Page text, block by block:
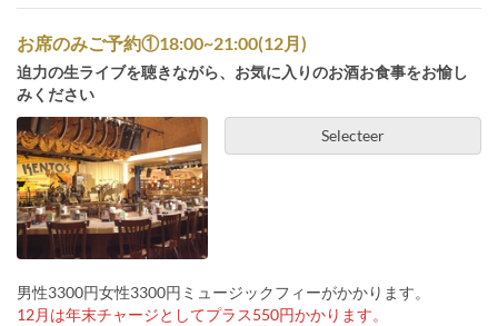
お席のみご予約①18:00~21:00(12月)
迫力の生ライブを聴きながら、お気に入りのお酒お食事をお愉し
みください
Selecteer
男性3300円女性3300円ミュージックフィーがかかります。
12月は年末チャージとしてプラス550円かかります。